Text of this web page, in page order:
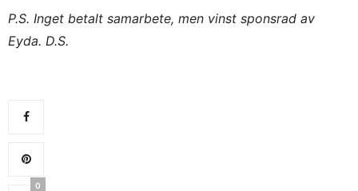
P.S. Inget betalt samarbete, men vinst sponsrad av
Eyda. D.S.
0